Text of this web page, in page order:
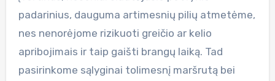
padarinius, dauguma artimesnių pilių atmetėme,
nes nenorėjome rizikuoti greičio ar kelio
apribojimais ir taip gaišti brangų laiką. Tad
pasirinkome sąlyginai tolimesnį maršrutą bei